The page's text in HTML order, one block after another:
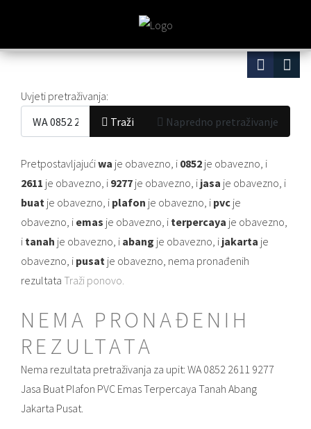
Obrazac za pretraživanje
Uvjeti pretraživanja:
Traži
Napredno pretraživanje
Pretpostavljajućiwa je obavezno, i 0852 je obavezno, i
2611 je obavezno, i 9277 je obavezno, i jasa je obavezno, i
buat je obavezno, i plafon je obavezno, i pvc je
obavezno, i emas je obavezno, i terpercaya je obavezno,
i tanah je obavezno, i abang je obavezno, i jakarta je
obavezno, i pusat je obavezno, nema pronađenih
rezultata Traži ponovo.
NEMA PRONAĐENIH
REZULTATA
Nema rezultata pretraživanja za upit: WA 0852 2611 9277
Jasa Buat Plafon PVC Emas Terpercaya Tanah Abang
Jakarta Pusat.